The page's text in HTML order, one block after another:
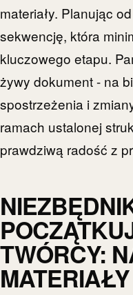
materiały. Planując
sekwencję, która
kluczowego etapu.
żywy dokument - na
spostrzeżenia i
ramach ustalonej
prawdziwą radość z
TWÓRCY: